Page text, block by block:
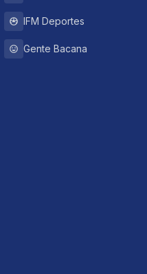
IFM Deportes
Gente Bacana